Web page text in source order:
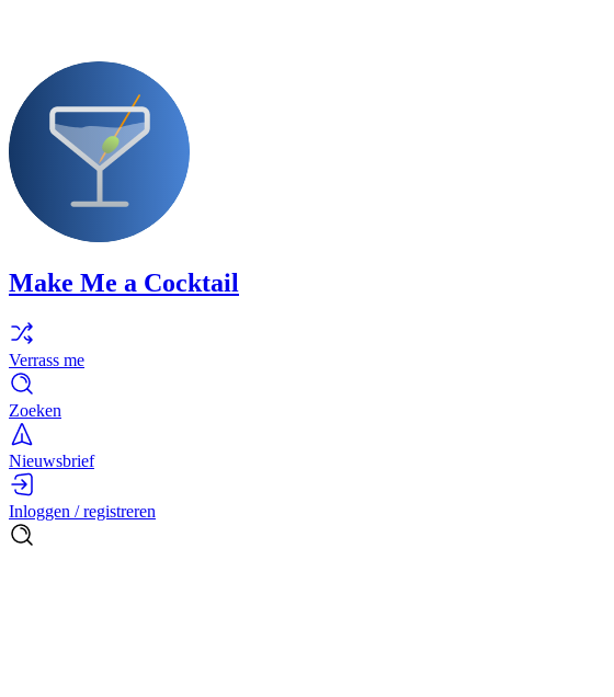
Make Me a Cocktail
Verrass me
Zoeken
Nieuwsbrief
Inloggen / registreren